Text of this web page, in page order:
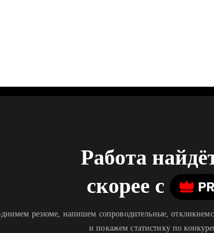
Работа
скорее c
резюме, напишем сопроводительные,
и покажем статистику по